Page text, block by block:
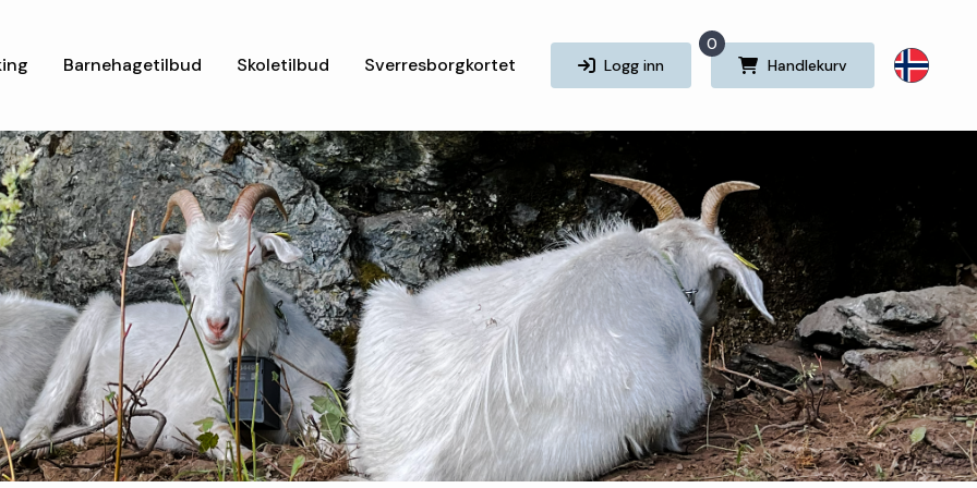
Barnehagetilbud Skoletilbud Sverresborgkortet Logg inn Handlekurv
0